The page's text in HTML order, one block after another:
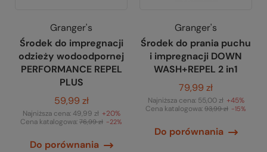
Granger's
Środek do impregnacji
odzieży wodoodpornej
PERFORMANCE REPEL
PLUS
59,99 zł
Najniższa cena:49,99 zł +20%
Cena katalogowa: 76,99 zł -22%
Do porównania
Granger's
Środek do prania puchu
i impregnacji DOWN
WASH+REPEL 2 in1
79,99 zł
Najniższa cena: 55,00 zł +45%
Cena katalogowa: 93,99 zł -15%
Do porównania